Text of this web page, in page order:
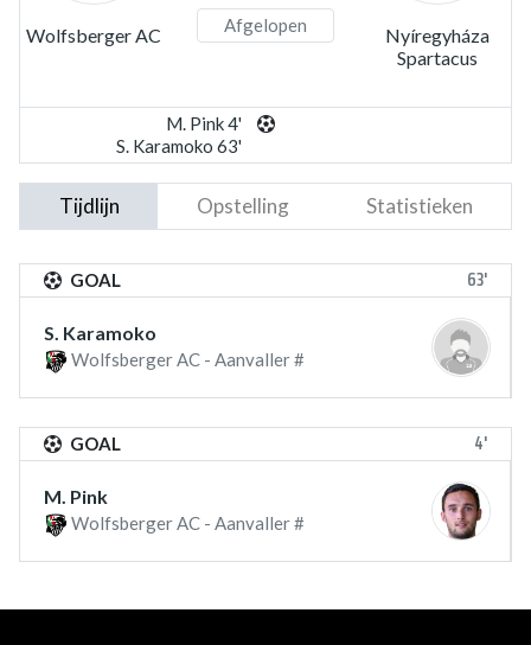
Wolfsberger AC Afgelopen
Nyíregyháza
Spartacus
M. Pink 4'
S. Karamoko 63'
Tijdlijn Opstelling Statistieken
GOAL 63'
S. Karamoko
Wolfsberger AC - Aanvaller #
GOAL 4'
M. Pink
Wolfsberger AC - Aanvaller #